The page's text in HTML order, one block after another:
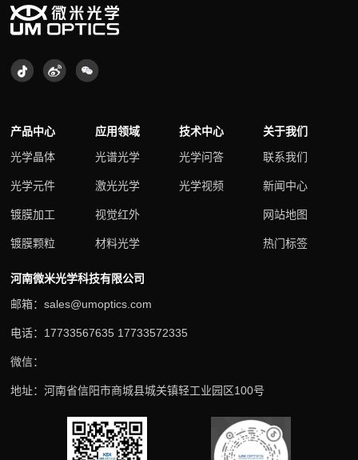
产品中心
光学晶体
光学元件
镀膜加工
镀膜颗粒
应用领域
光谱光学
激光光学
视觉红外
材料光学
技术中心
光学问答
光学视频
关于我们
联系我们
新闻中心
网站地图
热门标签
河南微米光学科技有限公司
邮箱：sales@umoptics.com
电话：17733567635 17733572335
微信：
地址：河南省信阳市商城县城关镇轻工业园区100号